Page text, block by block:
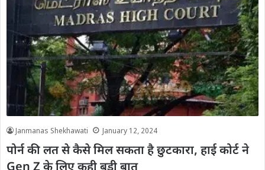
Janmanas Shekhawati January 12, 2024
पोर्न की लत से कैसे मिल सकता है छुटकारा, हाई कोर्ट ने